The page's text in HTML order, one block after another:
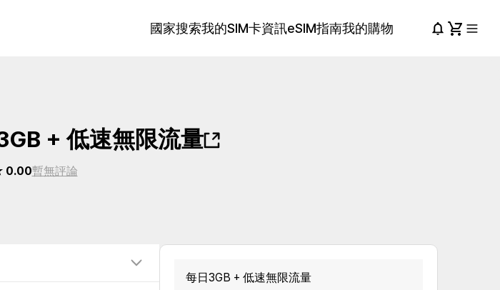
國家搜索我的SIM卡資訊eSIM指南我的購物
+ 低速無限流量
暫無評論
每日3GB + 低速無限流量